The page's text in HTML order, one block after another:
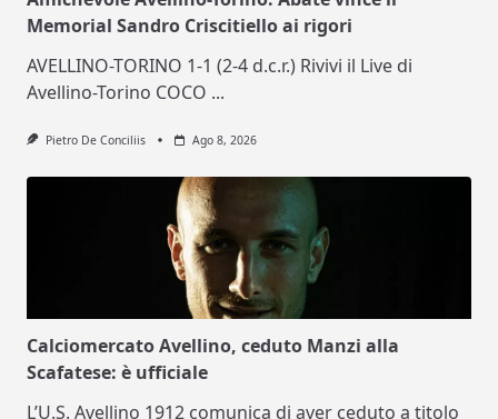
Memorial Sandro Criscitiello ai rigori
AVELLINO-TORINO 1-1 (2-4 d.c.r.) Rivivi il Live di
Avellino-Torino COCO ...
Pietro De Conciliis Ago 8, 2026
Calciomercato Avellino, ceduto Manzi alla
Scafatese: è ufficiale
L’U.S. Avellino 1912 comunica di aver ceduto a titolo